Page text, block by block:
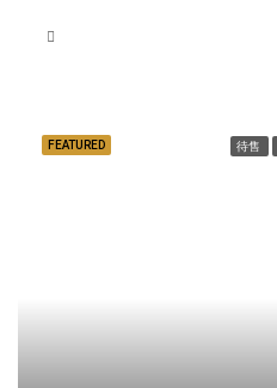
FEATURED 待售